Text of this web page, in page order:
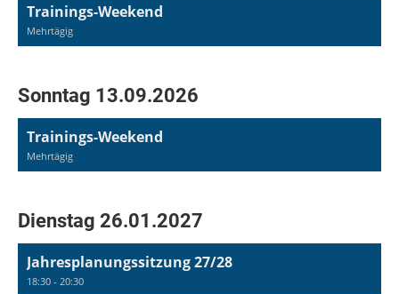
Trainings-Weekend
Mehrtägig
Sonntag 13.09.2026
Trainings-Weekend
Mehrtägig
Dienstag 26.01.2027
Jahresplanungssitzung 27/28
18:30 - 20:30